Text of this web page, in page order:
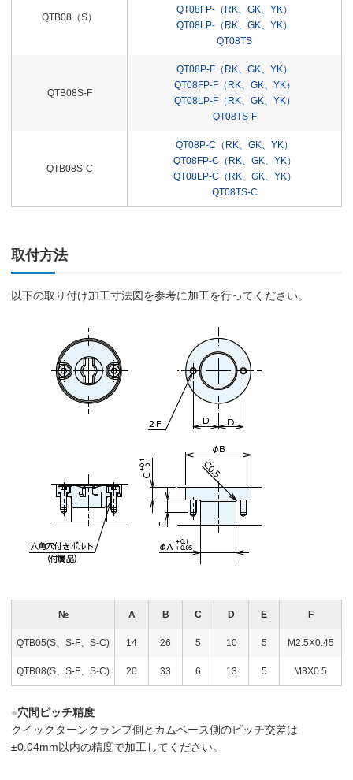
QTB08（S）
QT08FP-（RK、GK、YK）
QT08LP-（RK、GK、YK）
QT08TS
QTB08S-F
QT08P-F（RK、GK、YK）
QT08FP-F（RK、GK、YK）
QT08LP-F（RK、GK、YK）
QT08TS-F
QTB08S-C
QT08P-C（RK、GK、YK）
QT08FP-C（RK、GK、YK）
QT08LP-C（RK、GK、YK）
QT08TS-C
取付方法
以下の取り付け加工寸法図を参考に加工を行ってください。
№ A B C D E F
QTB05(S、S-F、S-C) 14 26 5 10 5 M2.5X0.45
QTB08(S、S-F、S-C) 20 33 6 13 5 M3X0.5
●穴間ピッチ精度
クイックターンクランプ側とカムベース側のピッチ交差は
±0.04mm以内の精度で加工してください。